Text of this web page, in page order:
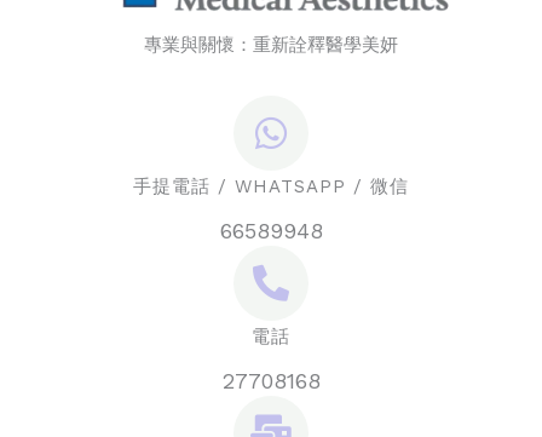
專業與關懷：重新詮釋醫學美妍
手提電話 / WHATSAPP / 微信
66589948
電話
27708168